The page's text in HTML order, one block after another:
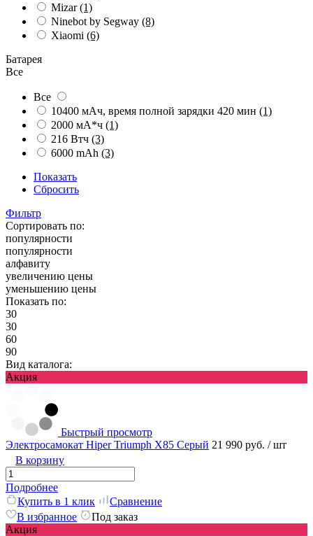
Mizar(1)
Ninebot by Segway (8)
Xiaomi (6)
Батарея
Все
Все
10400 мАч, время полной зарядки 420 мин (1)
2000 мА*ч (1)
216 Втч (3)
6000 mAh (3)
Показать
Сбросить
Фильтр
Сортировать по:
популярности
популярности
алфавиту
увеличению цены
уменьшению цены
Показать по:
30
30
60
90
Вид каталога:
Акция
Быстрый просмотр
Электросамокат Hiper Triumph X85 Серый 21 990 руб. / шт
В корзину
Подробнее
Купить в 1 клик
Сравнение
В избранное
Под заказ
Акция